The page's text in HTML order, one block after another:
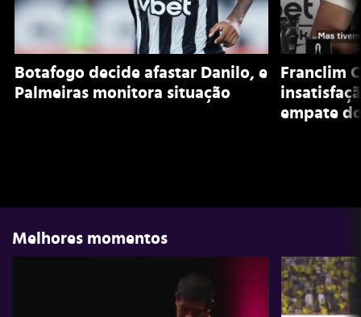
Botafogo decide afastar Danilo, e
Palmeiras monitora situação
Franclim
empate
Melhores momentos